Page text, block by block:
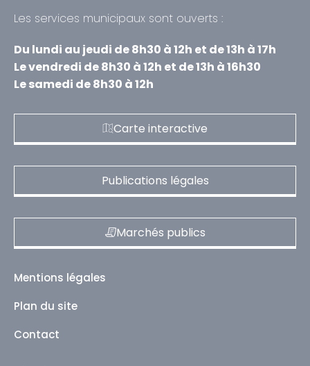
Les services municipaux sont ouverts :
Du lundi au jeudi de 8h30 à 12h et de 13h à 17h
Le vendredi de 8h30 à 12h et de 13h à 16h30
Le samedi de 8h30 à 12h
Carte interactive
Publications légales
Marchés publics
Mentions légales
Plan du site
Contact